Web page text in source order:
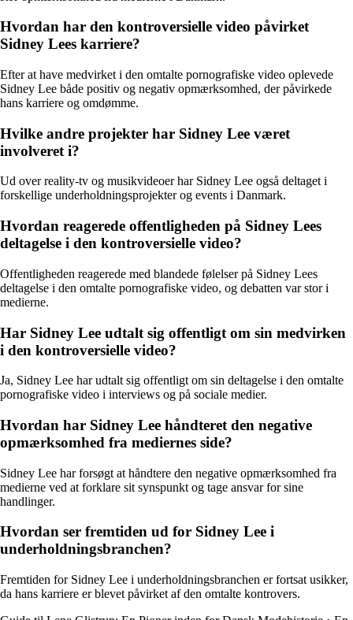
Hvordan har den kontroversielle video påvirket
Sidney Lees karriere?
Efter at have medvirket i den omtalte pornografiske video oplevede
Sidney Lee både positiv og negativ opmærksomhed, der påvirkede
hans karriere og omdømme.
Hvilke andre projekter har Sidney Lee været
involveret i?
Ud over reality-tv og musikvideoer har Sidney Lee også deltaget i
forskellige underholdningsprojekter og events i Danmark.
Hvordan reagerede offentligheden på Sidney Lees
deltagelse i den kontroversielle video?
Offentligheden reagerede med blandede følelser på Sidney Lees
deltagelse i den omtalte pornografiske video, og debatten var stor i
medierne.
Har Sidney Lee udtalt sig offentligt om sin medvirken
i den kontroversielle video?
Ja, Sidney Lee har udtalt sig offentligt om sin deltagelse i den omtalte
pornografiske video i interviews og på sociale medier.
Hvordan har Sidney Lee håndteret den negative
opmærksomhed fra mediernes side?
Sidney Lee har forsøgt at håndtere den negative opmærksomhed fra
medierne ved at forklare sit synspunkt og tage ansvar for sine
handlinger.
Hvordan ser fremtiden ud for Sidney Lee i
underholdningsbranchen?
Fremtiden for Sidney Lee i underholdningsbranchen er fortsat usikker,
da hans karriere er blevet påvirket af den omtalte kontrovers.